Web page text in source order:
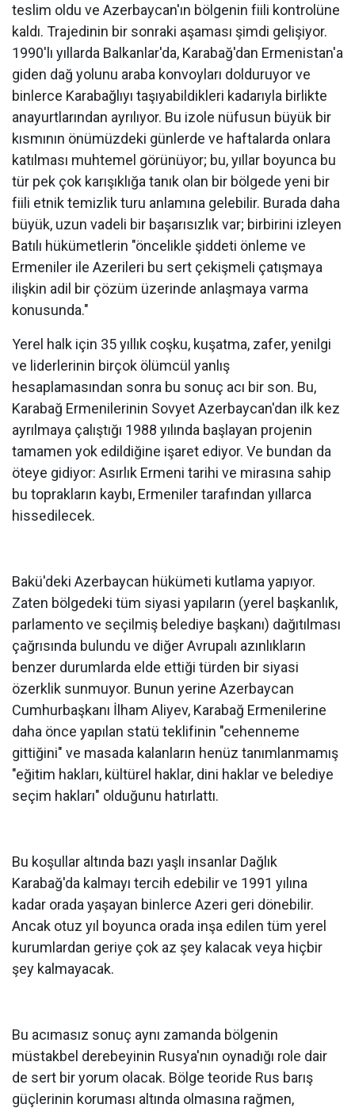
teslim oldu ve Azerbaycan'ın bölgenin fiili kontrolüne
kaldı. Trajedinin bir sonraki aşaması şimdi gelişiyor.
1990'lı yıllarda Balkanlar'da, Karabağ'dan Ermenistan'a
giden dağ yolunu araba konvoyları dolduruyor ve
binlerce Karabağlıyı taşıyabildikleri kadarıyla birlikte
anayurtlarından ayrılıyor. Bu izole nüfusun büyük bir
kısmının önümüzdeki günlerde ve haftalarda onlara
katılması muhtemel görünüyor; bu, yıllar boyunca bu
tür pek çok karışıklığa tanık olan bir bölgede yeni bir
fiili etnik temizlik turu anlamına gelebilir. Burada daha
büyük, uzun vadeli bir başarısızlık var; birbirini izleyen
Batılı hükümetlerin "öncelikle şiddeti önleme ve
Ermeniler ile Azerileri bu sert çekişmeli çatışmaya
ilişkin adil bir çözüm üzerinde anlaşmaya varma
konusunda."
Yerel halk için 35 yıllık coşku, kuşatma, zafer, yenilgi
ve liderlerinin birçok ölümcül yanlış
hesaplamasından sonra bu sonuç acı bir son. Bu,
Karabağ Ermenilerinin Sovyet Azerbaycan'dan ilk kez
ayrılmaya çalıştığı 1988 yılında başlayan projenin
tamamen yok edildiğine işaret ediyor. Ve bundan da
öteye gidiyor: Asırlık Ermeni tarihi ve mirasına sahip
bu toprakların kaybı, Ermeniler tarafından yıllarca
hissedilecek.
Bakü'deki Azerbaycan hükümeti kutlama yapıyor.
Zaten bölgedeki tüm siyasi yapıların (yerel başkanlık,
parlamento ve seçilmiş belediye başkanı) dağıtılması
çağrısında bulundu ve diğer Avrupalı azınlıkların
benzer durumlarda elde ettiği türden bir siyasi
özerklik sunmuyor. Bunun yerine Azerbaycan
Cumhurbaşkanı İlham Aliyev, Karabağ Ermenilerine
daha önce yapılan statü teklifinin "cehenneme
gittiğini" ve masada kalanların henüz tanımlanmamış
"eğitim hakları, kültürel haklar, dini haklar ve belediye
seçim hakları" olduğunu hatırlattı.
Bu koşullar altında bazı yaşlı insanlar Dağlık
Karabağ'da kalmayı tercih edebilir ve 1991 yılına
kadar orada yaşayan binlerce Azeri geri dönebilir.
Ancak otuz yıl boyunca orada inşa edilen tüm yerel
kurumlardan geriye çok az şey kalacak veya hiçbir
şey kalmayacak.
Bu acımasız sonuç aynı zamanda bölgenin
müstakbel derebeyinin Rusya'nın oynadığı role dair
de sert bir yorum olacak. Bölge teoride Rus barış
güçlerinin koruması altında olmasına rağmen,